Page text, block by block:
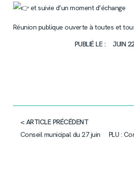
et suivie d’un moment d’échange
Réunion publique ouverte à toutes et
PUBLIÉ LE :
JUIN
< ARTICLE PRÉCÉDENT
Conseil municipal du 27 juin